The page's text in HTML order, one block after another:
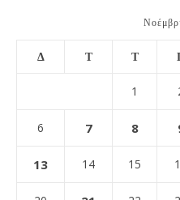
Δ Τ Τ
1
6 7 8
13 14 15